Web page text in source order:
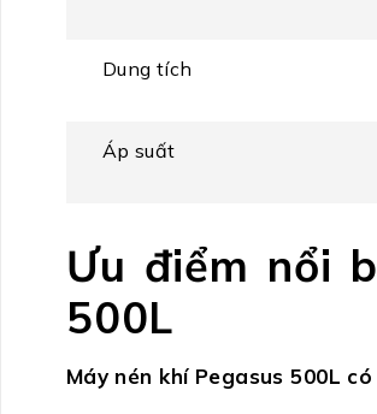
Dung tích
Áp suất
Ưu điểm nổi
500L
Máy nén khí Pegasus 500L